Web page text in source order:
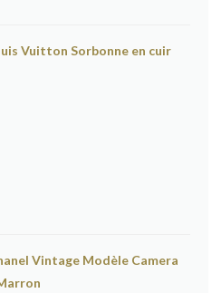
Vuitton Sorbonne en cuir
Vintage Modèle Camera